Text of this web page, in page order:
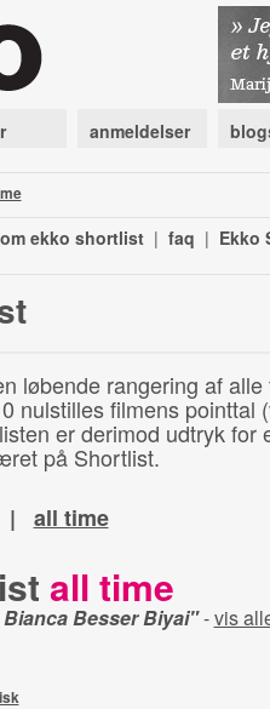
anmeldelser
om ekko shortlist | faq | Ekko
løbende rangering af
nulstilles filmens pointtal
er derimod udtryk
på Shortlist.
| all time
all time
Bianca Besser Biyai"-vis